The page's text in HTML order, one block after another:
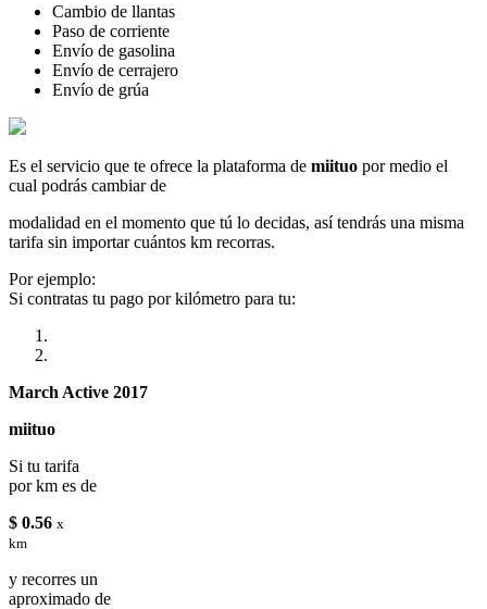
Cambio de llantas
Paso de corriente
Envío de gasolina
Envío de cerrajero
Envío de grúa
Es el servicio que te ofrece la plataforma de miituo por medio el
cual podrás cambiar de
modalidad en el momento que tú lo decidas, así tendrás una misma
tarifa sin importar cuántos km recorras.
Por ejemplo:
Si contratas tu pago por kilómetro para tu:
March Active 2017
miituo
Si tu tarifa
por km es de
$ 0.56 x
km
y recorres un
aproximado de